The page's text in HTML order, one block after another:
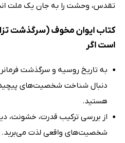
تقدس، وحشت را به جان یک ملت
کتاب ایوان مخوف (سرگذشت
است اگر
به تاریخ روسیه و سرگذشت
دنبال شناخت شخصیت‌های
هستید.
از بررسی ترکیب قدرت، خشونت،
شخصیت‌های واقعی لذت می‌برید.